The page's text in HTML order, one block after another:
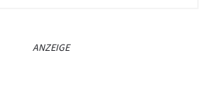
ANZEIGE